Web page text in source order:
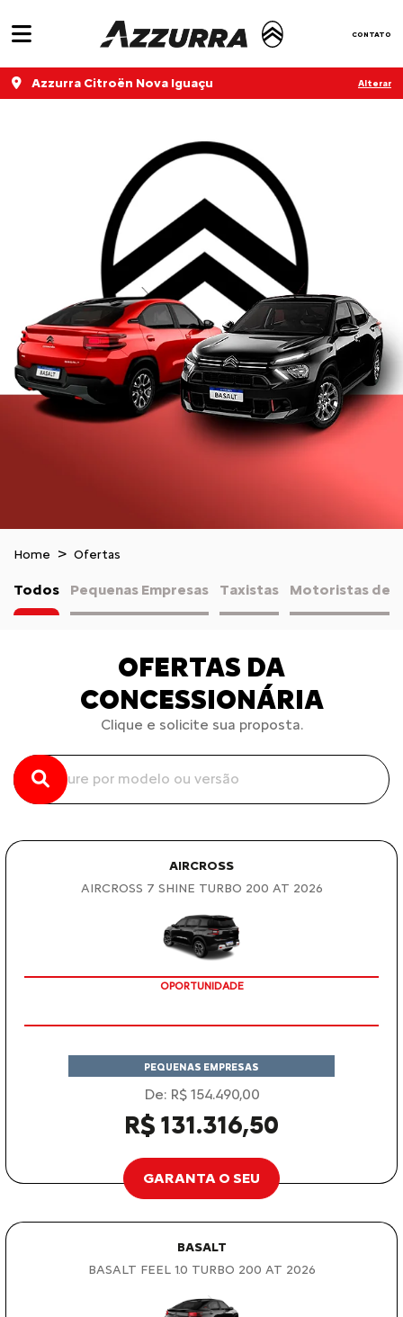
CONTATO
Azzurra Citroën Nova Iguaçu Alterar
Home Ofertas
Todos Pequenas Empresas Taxistas Motoristas de
OFERTAS DA
CONCESSIONÁRIA
Clique e solicite sua proposta.
AIRCROSS
AIRCROSS 7 SHINE TURBO 200 AT 2026
OPORTUNIDADE
PEQUENAS EMPRESAS
De: R$ 154.490,00
R$ 131.316,50
GARANTA O SEU
BASALT
BASALT FEEL 1.0 TURBO 200 AT 2026